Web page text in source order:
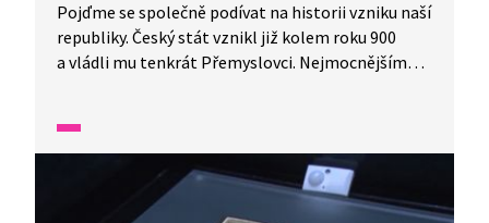
Pojďme se společně podívat na historii vzniku naší
republiky. Český stát vznikl již kolem roku 900
a vládli mu tenkrát Přemyslovci. Nejmocnějším
rozdělila na Česko a Slovensko.